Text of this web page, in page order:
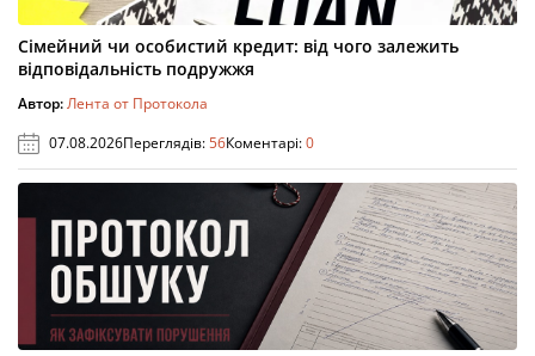
Сімейний чи особистий кредит: від чого залежить
відповідальність подружжя
Автор:Лента от Протокола
07.08.2026Переглядів:56Коментарі:0